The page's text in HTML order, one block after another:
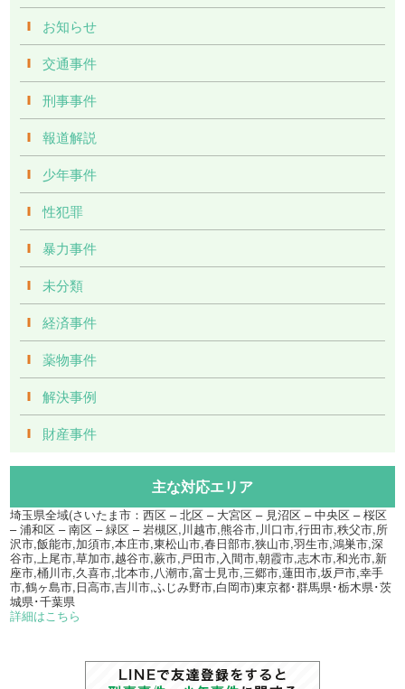
お知らせ
交通事件
刑事事件
報道解説
少年事件
性犯罪
暴力事件
未分類
経済事件
薬物事件
解決事例
財産事件
主な対応エリア
埼玉県全域(さいたま市：西区 – 北区 – 大宮区 – 見沼区 – 中央区 – 桜区
– 浦和区 – 南区 – 緑区 – 岩槻区,川越市,熊谷市,川口市,行田市,秩父市,所
沢市,飯能市,加須市,本庄市,東松山市,春日部市,狭山市,羽生市,鴻巣市,深
谷市,上尾市,草加市,越谷市,蕨市,戸田市,入間市,朝霞市,志木市,和光市,新
座市,桶川市,久喜市,北本市,八潮市,富士見市,三郷市,蓮田市,坂戸市,幸手
市,鶴ヶ島市,日高市,吉川市,ふじみ野市,白岡市)東京都･群馬県･栃木県･茨
城県･千葉県
詳細はこちら